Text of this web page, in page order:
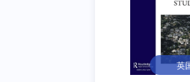
英